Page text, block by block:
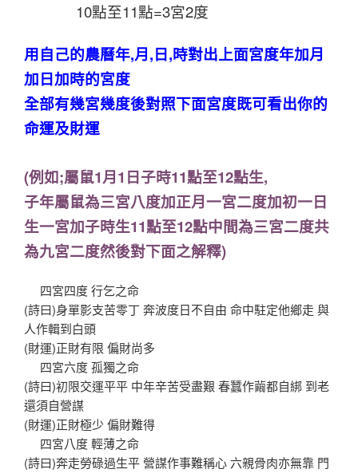
10點至11點=3宮2度
用自己的農曆年,月,日,時對出上面宮度年加月
加日加時的宮度
全部有幾宮幾度後對照下面宮度既可看出你的
命運及財運
(例如;屬鼠1月1日子時11點至12點生,
子年屬鼠為三宮八度加正月一宮二度加初一日
生一宮加子時生11點至12點中間為三宮二度共
為九宮二度然後對下面之解釋)
四宮四度 行乞之命
(詩曰)身單影支苦零丁 奔波度日不自由 命中駐定他鄉走 與
人作輯到白頭
(財運)正財有限 偏財尚多
四宮六度 孤獨之命
(詩曰)初限交運平平 中年辛苦受盡艱 春蠶作繭都自綁 到老
還須自營謀
(財運)正財極少 偏財難得
四宮八度 輕薄之命
(詩曰)奔走勞碌過生平 營謀作事難稱心 六親骨肉亦無靠 門